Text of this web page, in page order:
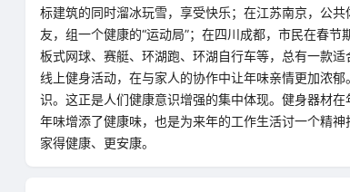
标建筑的同时溜冰玩雪，享受快乐；在江苏南京，公
友，组一个健康的“运动局”；在四川成都，市民在春
板式网球、赛艇、环湖跑、环湖自行车等，总有一款
线上健身活动，在与家人的协作中让年味亲情更加浓
识。这正是人们健康意识增强的集中体现。健身器材
年味增添了健康味，也是为来年的工作生活讨一个精
家得健康、更安康。